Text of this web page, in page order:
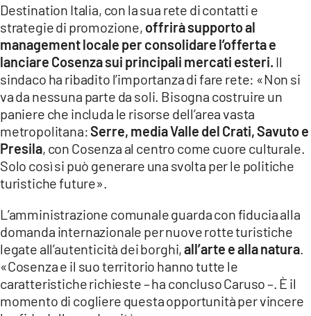
Destination Italia, con la sua rete di contatti e
strategie di promozione, offrirà supporto al
management locale per consolidare l’offerta e
lanciare Cosenza sui principali mercati esteri. Il
sindaco ha ribadito l’importanza di fare rete: «Non si
va da nessuna parte da soli. Bisogna costruire un
paniere che includa le risorse dell’area vasta
metropolitana:Serre, media Valle del Crati, Savuto e
Presila, con Cosenza al centro come cuore culturale.
Solo così si può generare una svolta per le politiche
turistiche future».
L’amministrazione comunale guarda con fiducia alla
domanda internazionale per nuove rotte turistiche
legate all’autenticità dei borghi,all’arte e alla natura
«Cosenza e il suo territorio hanno tutte le
caratteristiche richieste – ha concluso Caruso –. È il
momento di cogliere questa opportunità per vincere